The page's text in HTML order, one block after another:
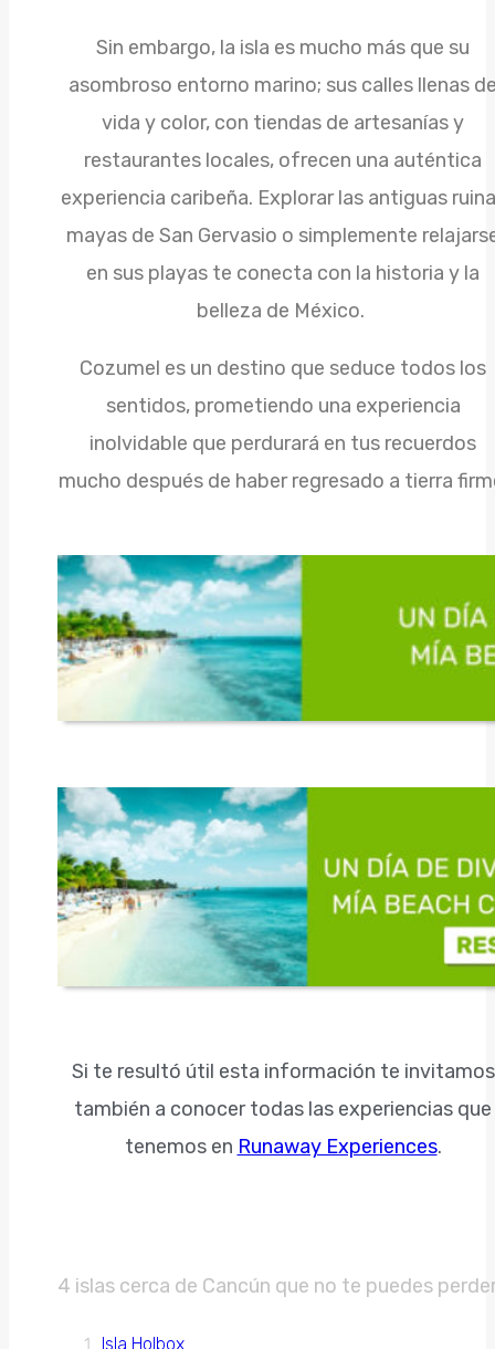
Sin embargo, la isla es mucho más que su
asombroso entorno marino; sus calles llenas
vida y color, con tiendas de artesanías y
restaurantes locales, ofrecen una auténtica
experiencia caribeña. Explorar las antiguas
mayas de San Gervasio o simplemente
en sus playas te conecta con la historia y la
belleza de México.
Cozumel es un destino que seduce todos los
sentidos, prometiendo una experiencia
inolvidable que perdurará en tus recuerdos
mucho después de haber regresado a tierra
Si te resultó útil esta información te invitamos
también a conocer todas las experiencias que
tenemos en Runaway Experiences.
4 islas cerca de Cancún que no te puedes
Isla Holbox